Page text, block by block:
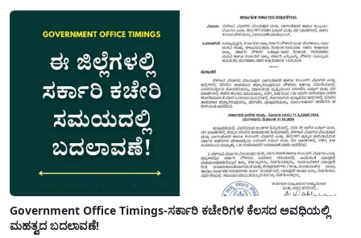
Government Office Timings-ಸರ್ಕಾರಿ ಕಚೇರಿಗಳ ಕೆಲಸದ ಅವಧಿಯಲ್ಲಿ
ಮಹತ್ವದ ಬದಲಾವಣೆ!